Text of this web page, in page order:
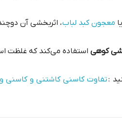
یا معجون کبد لباب، اثربخشی آن
کوهی استفاده می‌کند که غلظت
:تفاوت کاسنی کاشتنی و کاسنی